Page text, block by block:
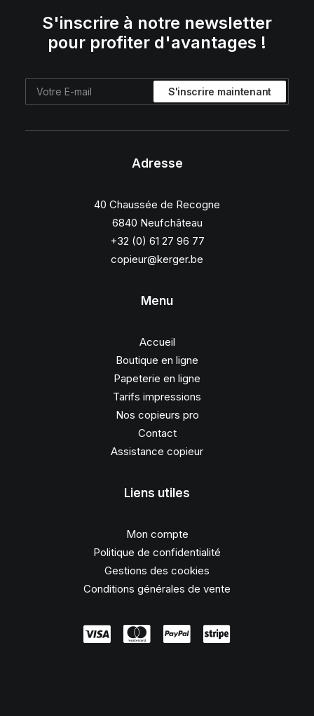
S'inscrire à notre newsletter
pour profiter d'avantages !
Adresse
40 Chaussée de Recogne
6840 Neufchâteau
+32 (0) 61 27 96 77
copieur@kerger.be
Menu
Accueil
Boutique en ligne
Papeterie en ligne
Tarifs impressions
Nos copieurs pro
Contact
Assistance copieur
Liens utiles
Mon compte
Politique de confidentialité
Gestions des cookies
Conditions générales de vente